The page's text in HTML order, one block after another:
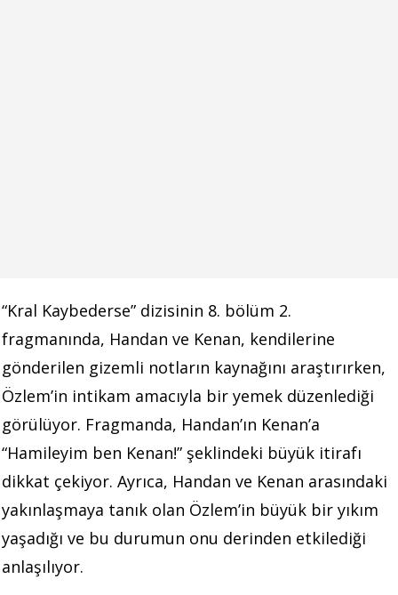
“Kral Kaybederse” dizisinin 8. bölüm 2.
fragmanında, Handan ve Kenan, kendilerine
gönderilen gizemli notların kaynağını araştırırken,
Özlem’in intikam amacıyla bir yemek düzenlediği
görülüyor. Fragmanda, Handan’ın Kenan’a
“Hamileyim ben Kenan!” şeklindeki büyük itirafı
dikkat çekiyor. Ayrıca, Handan ve Kenan arasındaki
yakınlaşmaya tanık olan Özlem’in büyük bir yıkım
yaşadığı ve bu durumun onu derinden etkilediği
anlaşılıyor.